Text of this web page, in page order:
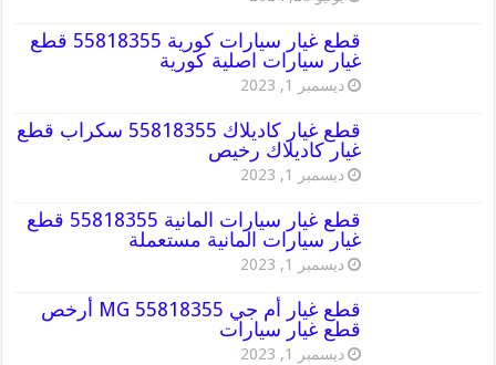
قطع غيار سيارات كورية 55818355 قطع
غيار سيارات اصلية كورية
ديسمبر 1, 2023
قطع غيار كاديلاك 55818355 سكراب قطع
غيار كاديلاك رخيص
ديسمبر 1, 2023
قطع غيار سيارات المانية 55818355 قطع
غيار سيارات المانية مستعملة
ديسمبر 1, 2023
قطع غيار أم جي MG 55818355 أرخص
قطع غيار سيارات
ديسمبر 1, 2023